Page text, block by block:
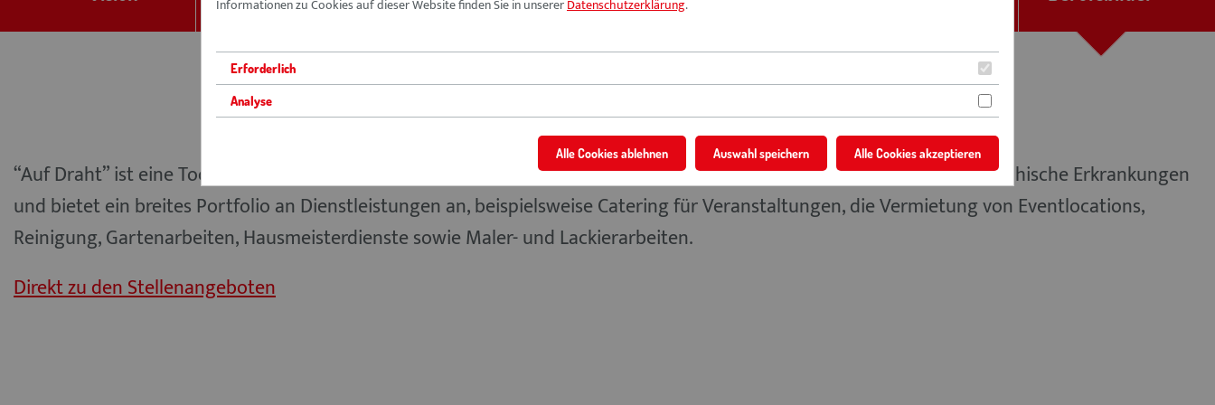
Berufe in Catering & Service
“Auf Draht” ist eine Tochterfirma des AWO Kreisverband Mittelfranken-Süd. Sie beschäftigt Menschen mit und ohne psychische Erkrankungen
und bietet ein breites Portfolio an Dienstleistungen an, beispielsweise Catering für Veranstaltungen, die Vermietung von Eventlocations,
Reinigung, Gartenarbeiten, Hausmeisterdienste sowie Maler- und Lackierarbeiten.
Direkt zu den Stellenangeboten
Informationen zu Cookies auf dieser Website finden Sie in unsererDatenschutzerklärung.
Erforderlich
Analyse
Alle Cookies ablehnen Auswahl speichern Alle Cookies akzeptieren